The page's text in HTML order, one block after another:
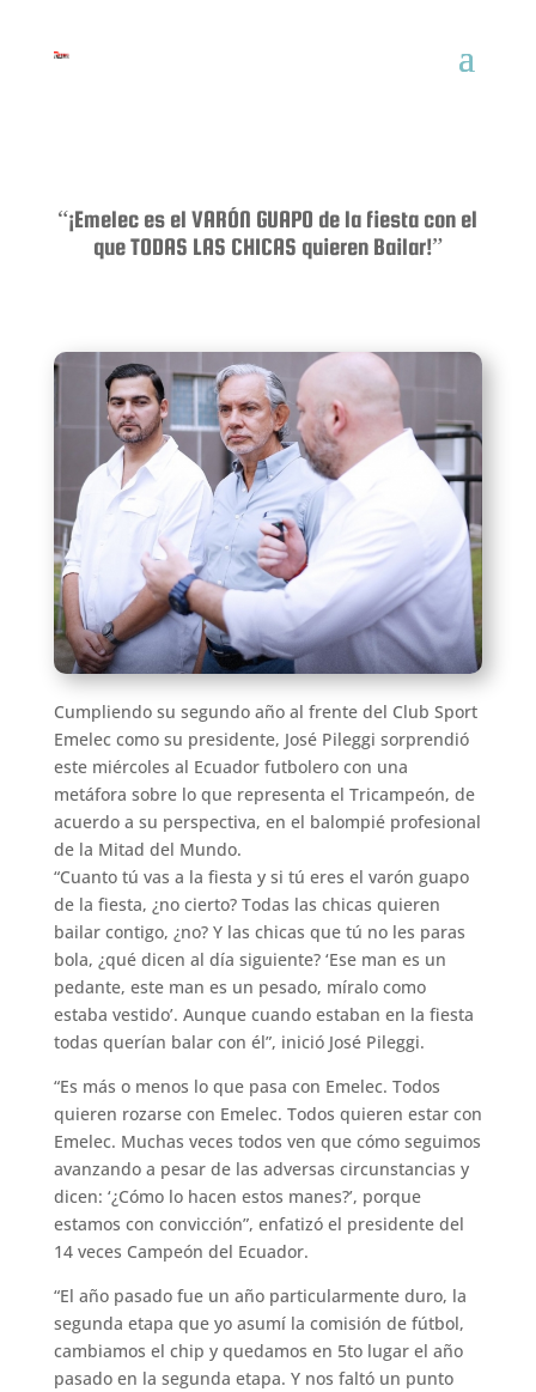
“¡Emelec es el VARÓN GUAPO de la fiesta con el
que TODAS LAS CHICAS quieren Bailar!”
Cumpliendo su segundo año al frente del Club Sport
Emelec como su presidente, José Pileggi sorprendió
este miércoles al Ecuador futbolero con una
metáfora sobre lo que representa el Tricampeón, de
acuerdo a su perspectiva, en el balompié profesional
de la Mitad del Mundo.
“Cuanto tú vas a la fiesta y si tú eres el varón guapo
de la fiesta, ¿no cierto? Todas las chicas quieren
bailar contigo, ¿no? Y las chicas que tú no les paras
bola, ¿qué dicen al día siguiente? ‘Ese man es un
pedante, este man es un pesado, míralo como
estaba vestido’. Aunque cuando estaban en la fiesta
todas querían balar con él”, inició José Pileggi.
“Es más o menos lo que pasa con Emelec. Todos
quieren rozarse con Emelec. Todos quieren estar con
Emelec. Muchas veces todos ven que cómo seguimos
avanzando a pesar de las adversas circunstancias y
dicen: ‘¿Cómo lo hacen estos manes?’, porque
estamos con convicción”, enfatizó el presidente del
14 veces Campeón del Ecuador.
“El año pasado fue un año particularmente duro, la
segunda etapa que yo asumí la comisión de fútbol,
cambiamos el chip y quedamos en 5to lugar el año
pasado en la segunda etapa. Y nos faltó un punto